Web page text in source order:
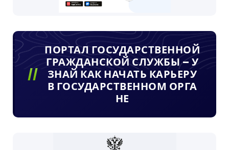
ПОРТАЛ ГОСУДАРСТВЕННОЙ
ГРАЖДАНСКОЙ СЛУЖБЫ – У
ЗНАЙ КАК НАЧАТЬ КАРЬЕРУ
В ГОСУДАРСТВЕННОМ ОРГА
НЕ